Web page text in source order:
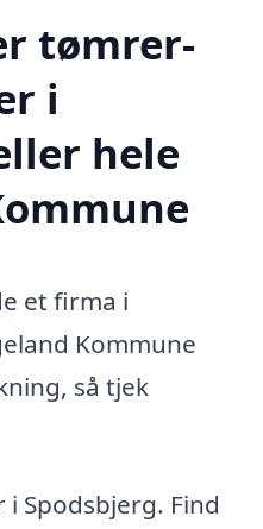
tømrer-
i
hele
et firma i
Kommune
så tjek
Spodsbjerg. Find